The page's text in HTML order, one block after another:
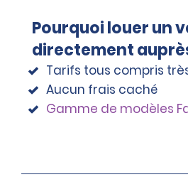
Pourquoi louer un
directement
Tarifs tous compris
Aucun frais caché
Gamme de modèles